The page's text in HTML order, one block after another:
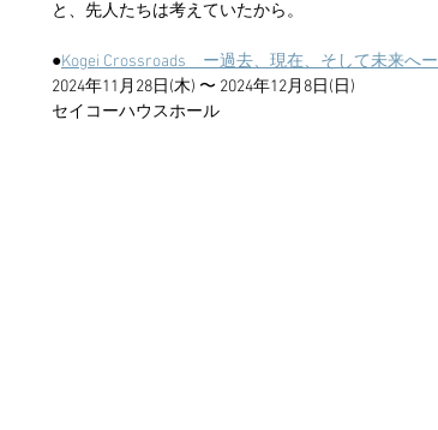
と、先人たちは考えていたから。
●Kogei Crossroads　ー過去、現在、そして未来へー
2024年11月28日(木) 〜 2024年12月8日(日)
セイコーハウスホール